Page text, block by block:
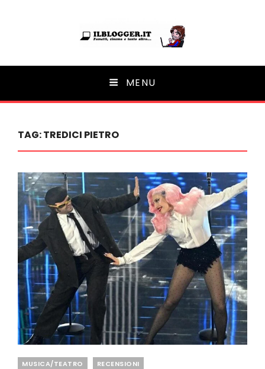
Ilblogger.it
Il portalino di blog | MENU
TAG:TREDICI PIETRO
Categories
MUSICA/TEATRO RECENSIONI